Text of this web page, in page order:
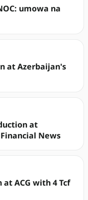
umowa na
at Azerbaijan's
at
News
ACG with 4 Tcf